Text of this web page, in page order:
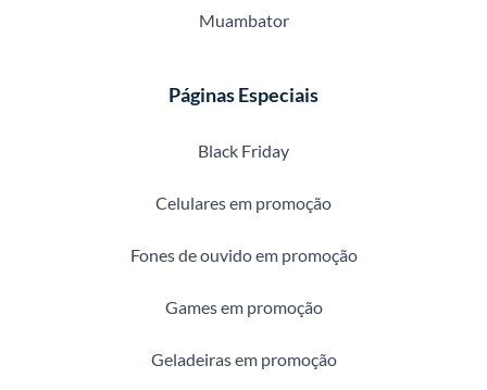
Muambator
Páginas Especiais
Black Friday
Celulares em promoção
Fones de ouvido em promoção
Games em promoção
Geladeiras em promoção